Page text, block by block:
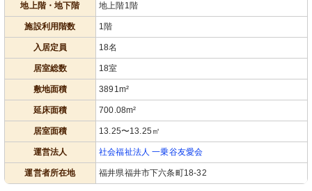
地上階・地下階 地上階1階
施設利用階数 1階
入居定員 18名
居室総数 18室
敷地面積 3891m²
延床面積 700.08m²
居室面積 13.25〜13.25㎡
運営法人 社会福祉法人 一乗谷友愛会
運営者所在地 福井県福井市下六条町18-32